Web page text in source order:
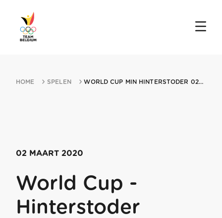
HOME SPELEN WORLD CUP MIN HINTERSTODER 02032020 HINTERSTODER
02 MAART 2020
World Cup -
Hinterstoder